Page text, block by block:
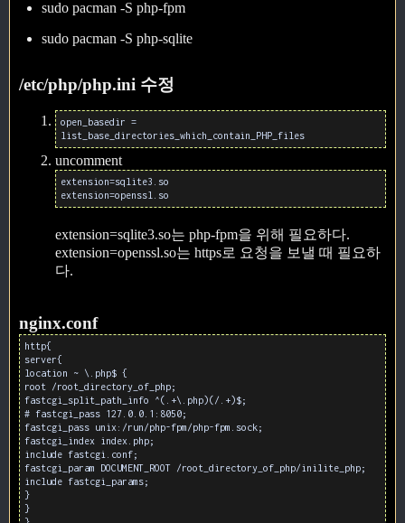
sudo pacman -S php-fpm
sudo pacman -S php-sqlite
/etc/php/php.ini 수정
open_basedir =
list_base_directories_which_contain_PHP_files
uncomment
extension=sqlite3.so
extension=openssl.so
extension=sqlite3.so는 php-fpm을 위해 필요하다.
extension=openssl.so는 https로 요청을 보낼 때 필요하
다.
nginx.conf
http{
server{
location ~ \.php$ {
root /root_directory_of_php;
fastcgi_split_path_info ^(.+\.php)(/.+)$;
# fastcgi_pass 127.0.0.1:8050;
fastcgi_pass unix:/run/php-fpm/php-fpm.sock;
fastcgi_index index.php;
include fastcgi.conf;
fastcgi_param DOCUMENT_ROOT /root_directory_of_php/inilite_php;
include fastcgi_params;
}
}